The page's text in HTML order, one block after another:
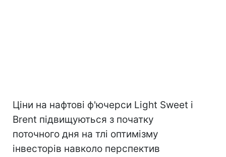
Ціни на нафтові ф'ючерси Light Sweet і
Brent підвищуються з початку
поточного дня на тлі оптимізму
інвесторів навколо перспектив